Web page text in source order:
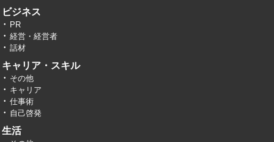
ビジネス
PR
経営・経営者
話材
キャリア・スキル
その他
キャリア
仕事術
自己啓発
生活